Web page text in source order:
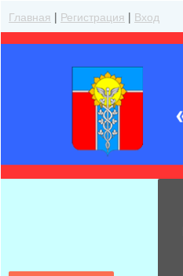
Главная | Регистрация | Вход